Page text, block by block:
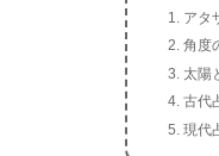
アタ
角度
太陽
古代
現代